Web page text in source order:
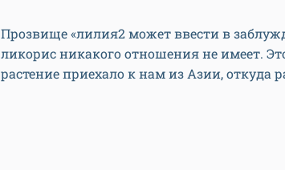
Прозвище «лилия2 может ввести в
ликорис никакого отношения не имеет.
растение приехало к нам из Азии, откуда